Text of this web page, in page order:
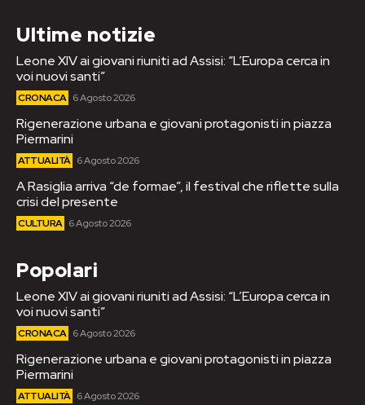
Ultime notizie
Leone XIV ai giovani riuniti ad Assisi: “L’Europa cerca in
voi nuovi santi”
CRONACA 6 Agosto 2026
Rigenerazione urbana e giovani protagonisti in piazza
Piermarini
ATTUALITÀ 6 Agosto 2026
A Rasiglia arriva “de formae”, il festival che riflette sulla
crisi del presente
CULTURA 6 Agosto 2026
Popolari
Leone XIV ai giovani riuniti ad Assisi: “L’Europa cerca in
voi nuovi santi”
CRONACA 6 Agosto 2026
Rigenerazione urbana e giovani protagonisti in piazza
Piermarini
ATTUALITÀ 6 Agosto 2026